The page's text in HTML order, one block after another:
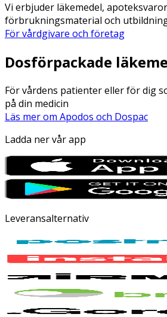
Vi erbjuder läkemedel,
förbrukningsmaterial och
För vårdgivare och företag
Dosförpackade
För vårdens patienter eller för dig
på din medicin
Läs mer om Apodos och Dospac
Ladda ner vår app
Leveransalternativ